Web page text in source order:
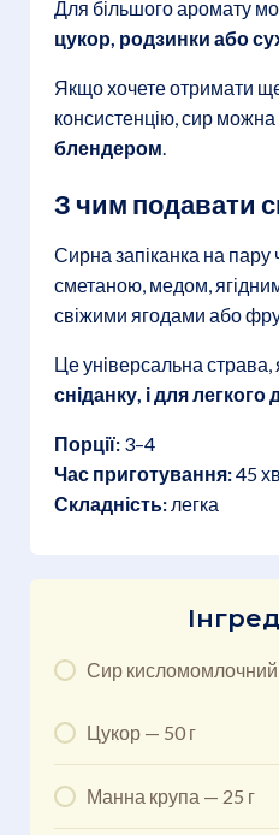
Для більшого аромату
цукор, родзинки або
Якщо хочете отримати
консистенцію, сир
блендером
З чим подавати
Сирна запіканка на пару
сметаною, медом,
свіжими ягодами або
Це універсальна страва,
сніданку, і для
Порції: 3–4
Час приготування:45
Складність: легка
Сир кисломомлочний
Цукор — 50 г
Манна крупа — 25 г